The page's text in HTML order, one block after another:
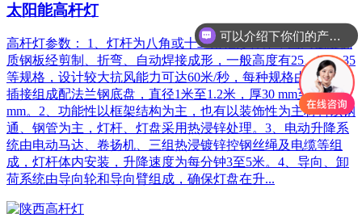
太阳能高杆灯
高杆灯参数： 1、灯杆为八角或十二角锥形杆体，由高强度优
质钢板经剪制、折弯、自动焊接成形，一般高度有25、30、35
等规格，设计较大抗风能力可达60米/秒，每种规格由3至4节
插接组成配法兰钢底盘，直径1米至1.2米，厚30 mm至40
mm。2、功能性以框架结构为主，也有以装饰性为主材料以钢
通、钢管为主，灯杆、灯盘采用热浸锌处理。3、电动升降系
统由电动马达、卷扬机、三组热浸镀锌控钢丝绳及电缆等组
成，灯杆体内安装，升降速度为每分钟3至5米。4、导向、卸
荷系统由导向轮和导向臂组成，确保灯盘在升...
可以介绍下你们的产品么